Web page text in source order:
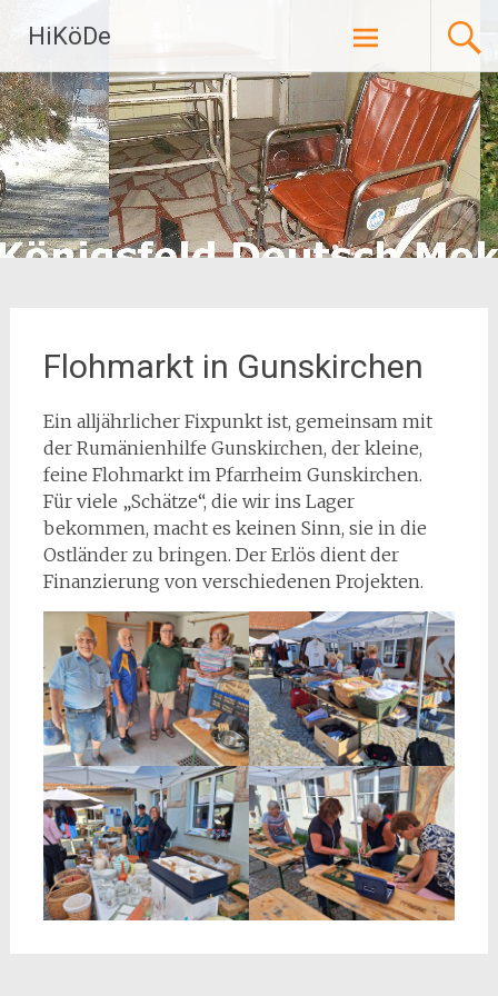
Inhalt
springen
HiKöDe
Flohmarkt in Gunskirchen
Ein alljährlicher Fixpunkt ist, gemeinsam mit
der Rumänienhilfe Gunskirchen, der kleine,
feine Flohmarkt im Pfarrheim Gunskirchen.
Für viele „Schätze“, die wir ins Lager
bekommen, macht es keinen Sinn, sie in die
Ostländer zu bringen. Der Erlös dient der
Finanzierung von verschiedenen Projekten.